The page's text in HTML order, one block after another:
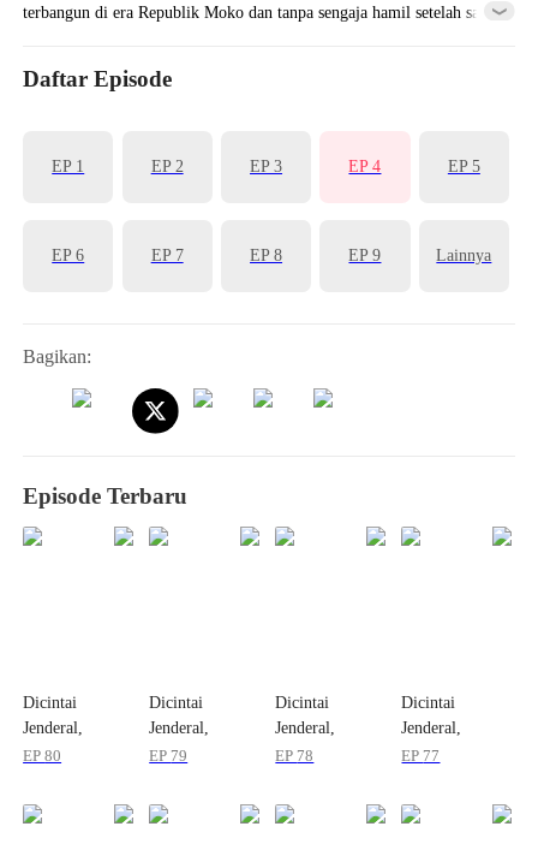
terbangun di era Republik Moko dan tanpa sengaja hamil setelah satu
melupakannya. Lima tahun kemudian, Fano baru tahu tentang
Daftar Episode
EP 1 EP 2 EP 3 EP 4 EP 5
EP 6 EP 7 EP 8 EP 9 Lainnya
Bagikan:
Episode Terbaru
Dicintai
Jenderal,
Istrinya
EP80
Dicintai
Jenderal,
Istrinya
EP 79
Dicintai
Jenderal,
Istrinya
EP 78
Dicintai
Jenderal,
Istrinya
EP 77